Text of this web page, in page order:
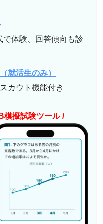
体験、回答傾向も診
就活生のみ）
カウト機能付き
模擬試験ツール /